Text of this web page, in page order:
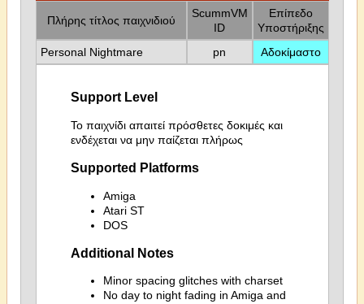
Πλήρης τίτλος παιχνιδιού
ScummVM
ID
Επίπεδο
Υποστήριξης
Personal Nightmare
pn Αδοκίμαστο
Support Level
Το παιχνίδι απαιτεί πρόσθετες δοκιμές και
ενδέχεται να μην παίζεται πλήρως
Supported Platforms
Amiga
Atari ST
DOS
Additional Notes
Minor spacing glitches with charset
No day to night fading in Amiga and